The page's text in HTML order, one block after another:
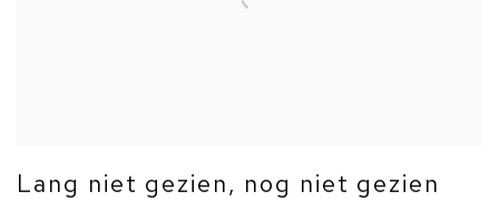
Lang niet gezien, nog niet gezien